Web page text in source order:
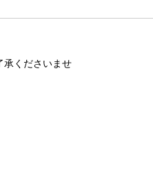
承くださいませ